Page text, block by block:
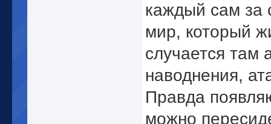
каждый сам за
мир, который
случается там
наводнения,
Правда
можно